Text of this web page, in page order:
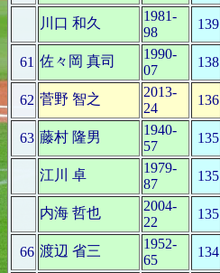
川口 和久
1981-
98
139
61 佐々岡 真司
1990-
07
138
62 菅野 智之
2013-
24
136
63 藤村 隆男
1940-
57
135
江川 卓
1979-
87
135
内海 哲也
2004-
22
135
66 渡辺 省三
1952-
65
134